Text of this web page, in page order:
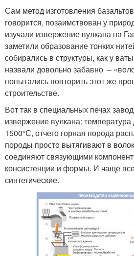
Сам метод изготовления
говорится, позаимствован у
изучали извержение вулкана на
заметили образование тонких
собирались в структуры, как у
назвали довольно забавно –
попытались повторить этот же
строительстве.
Вот так в специальных печах
извержение вулкана: температура
1500°С, отчего горная порода
породы просто вытягивают в
соединяют связующими
консистенции и формы. И чаще
синтетические.